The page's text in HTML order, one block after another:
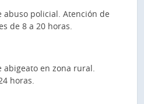
abuso policial. Atención de
de 8 a 20 horas.
abigeato en zona rural.
horas.